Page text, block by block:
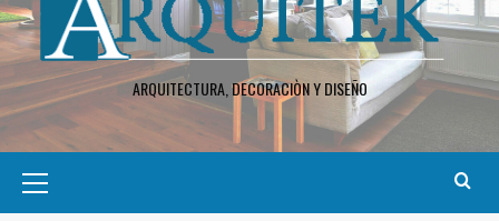
ARQUITECTURA, DECORACIÒN Y DISEÑO